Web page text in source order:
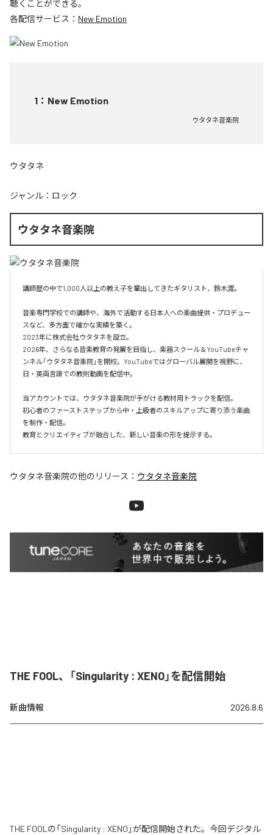
聴くことができる。
各配信サービス： New Emotion
1 ： New Emotion
ウタタネ音楽院
ウタタネ
ジャンル： ロック
ウタタネ音楽院
講師歴の中で1,000人以上の教え子を輩出してきたギタリスト、鈴木渡。
音楽専門学校での講師や、海外で活動する日本人への楽曲提供・プロデュー
スなど、多方面で確かな実績を築く。
2023年に株式会社ウタタネを設立。
2026年、さらなる音楽教育の発展を目指し、楽器スクール＆YouTubeチャ
ンネル「ウタタネ音楽院」を開校。YouTubeではグローバル展開を視野に、
日・英両言語での教則動画を配信中。
当アカウントでは、ウタタネ音楽院が手がける教材用トラックを配信。
初心者のファーストステップから中・上級者のスキルアップに寄り添う楽曲
を制作・配信。
ウタタネ音楽院の他のリリース： ウタタネ音楽院
THE FOOL、「Singularity : XENO」を配信開始
新曲情報 2026.8.6
THE FOOLの「Singularity : XENO」が配信開始された。今回デジタル